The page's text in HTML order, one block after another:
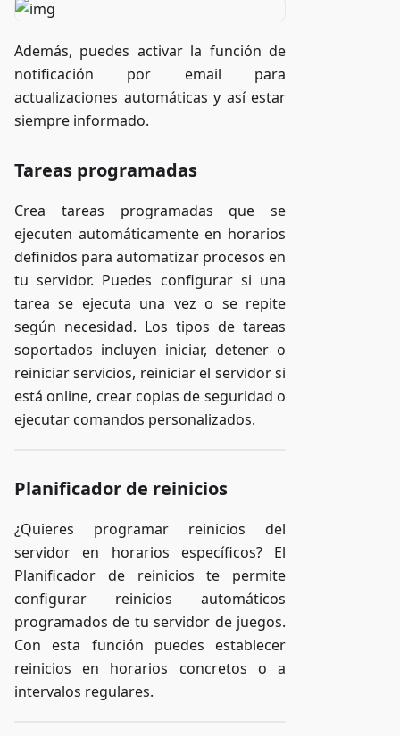
Además, puedes activar la función de
notificación por email para
actualizaciones automáticas y así estar
siempre informado.
Tareas programadas
Crea tareas programadas que se
ejecuten automáticamente en horarios
definidos para automatizar procesos en
tu servidor. Puedes configurar si una
tarea se ejecuta una vez o se repite
según necesidad. Los tipos de tareas
soportados incluyen iniciar, detener o
reiniciar servicios, reiniciar el servidor si
está online, crear copias de seguridad o
ejecutar comandos personalizados.
Planificador de reinicios
¿Quieres programar reinicios del
servidor en horarios específicos? El
Planificador de reinicios te permite
configurar reinicios automáticos
programados de tu servidor de juegos.
Con esta función puedes establecer
reinicios en horarios concretos o a
intervalos regulares.